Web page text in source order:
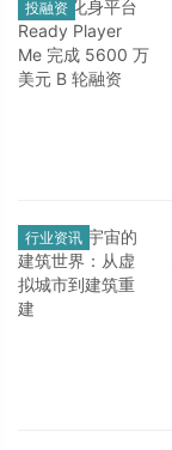
投融资
行业资讯